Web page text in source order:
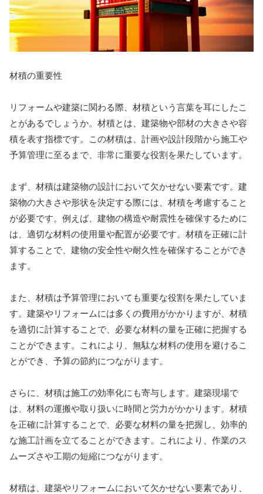
材積の重要性
リフォームや建築に関わる際、材積という言葉を耳にしたこ
とがあるでしょうか。材積とは、建築物や部材の大きさや容
積を表す指標です。この材積は、計画や設計段階から施工や
予算管理に至るまで、非常に重要な役割を果たしています。
まず、材積は建築物の設計において欠かせない要素です。建
築物の大きさや形状を決定する際には、材積を考慮すること
が必要です。例えば、建物の構造や耐震性を確保するために
は、適切な材料の使用量や配置が必要です。材積を正確に計
算することで、建物の安全性や耐久性を確保することができ
ます。
また、材積は予算管理においても重要な役割を果たしていま
す。建築やリフォームには多くの費用がかかりますが、材積
を適切に計算することで、必要な材料の量を正確に把握する
ことができます。これにより、無駄な材料の使用を避けるこ
とができ、予算の節約につながります。
さらに、材積は施工の効率化にも寄与します。建築現場で
は、材料の運搬や取り扱いに時間と労力がかかります。材積
を正確に計算することで、必要な材料の量を把握し、効率的
な施工計画を立てることができます。これにより、作業のス
ムーズさや工期の短縮につながります。
材積は、建築やリフォームにおいて欠かせない要素であり、